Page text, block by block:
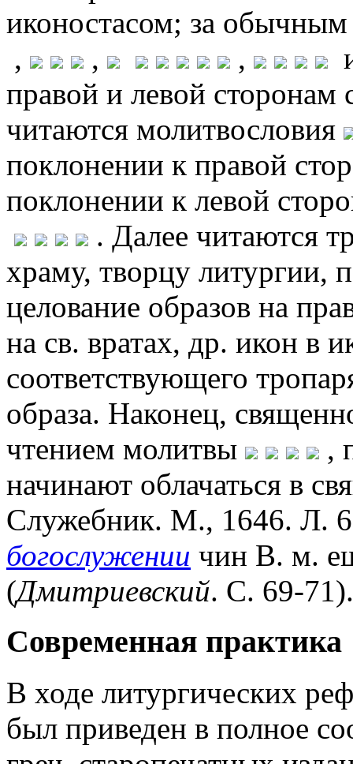
иконостасом; за
,
, ,
правой и левой сторонам
читаются молитвословия
поклонении к правой
поклонении к левой
. Далее читаются
храму, творцу литургии,
целование образов на
на св. вратах, др. икон в
соответствующего
образа. Наконец,
чтением молитвы
,
начинают облачаться в
Служебник. М., 1646. Л.
богослужении чин В. м.
(Дмитриевский. С. 69-71).
Современная практика
В ходе литургических
был приведен в полное